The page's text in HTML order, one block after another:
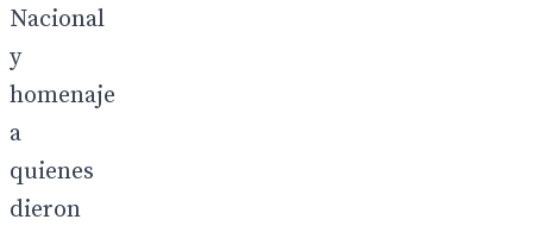
Nacional
y
homenaje
a
quienes
dieron